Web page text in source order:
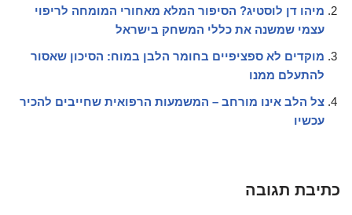
מיהו דן לוסטיג? הסיפור המלא מאחורי המומחה לריפוי
עצמי שמשנה את כללי המשחק בישראל
מוקדים לא ספציפיים בחומר הלבן במוח: הסיכון שאסור
להתעלם ממנו
צל הלב אינו מורחב – המשמעות הרפואית שחייבים להכיר
עכשיו
כתיבת תגובה